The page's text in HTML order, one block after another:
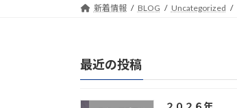
新着情報 BLOG Uncategorized
最近の投稿